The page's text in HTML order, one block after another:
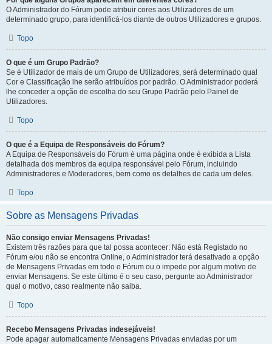
O Administrador do Fórum pode atribuir cores aos Utilizadores de um
determinado grupo, para identificá-los diante de outros Utilizadores e grupos.
Topo
O que é um Grupo Padrão?
Se é Utilizador de mais de um Grupo de Utilizadores, será determinado qual
Cor e Classificação lhe serão atribuídos por padrão. O Administrador poderá
lhe conceder a opção de escolha do seu Grupo Padrão pelo Painel de
Utilizadores.
Topo
O que é a Equipa de Responsáveis do Fórum?
A Equipa de Responsáveis do Fórum é uma página onde é exibida a Lista
detalhada dos membros da equipa responsável pelo Fórum, incluindo
Administradores e Moderadores, bem como os detalhes de cada um deles.
Topo
Sobre as Mensagens Privadas
Não consigo enviar Mensagens Privadas!
Existem três razões para que tal possa acontecer: Não está Registado no
Fórum e/ou não se encontra Online, o Administrador terá desativado a opção
de Mensagens Privadas em todo o Fórum ou o impede por algum motivo de
enviar Mensagens. Se este último é o seu caso, pergunte ao Administrador
qual o motivo, caso realmente não saiba.
Topo
Recebo Mensagens Privadas indesejáveis!
Pode apagar automaticamente Mensagens Privadas enviadas por um